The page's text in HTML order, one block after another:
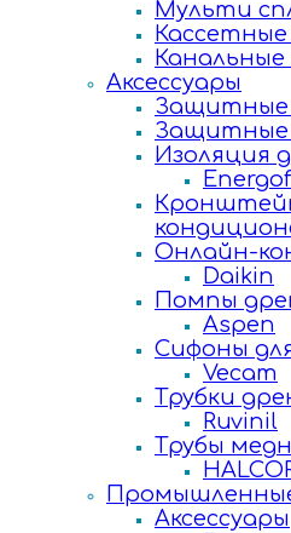
Мульти
Аксессуары
Защитные
Защитные
Изоляция
Онлайн-
Daikin
Помпы
Aspen
Сифоны
Vecam
Трубки
Ruvinil
Трубы
Аксессуары